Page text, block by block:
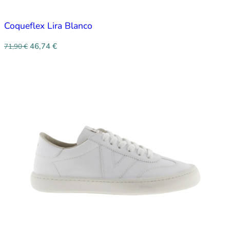
Coqueflex Lira Blanco
71,90€ 46,74 €